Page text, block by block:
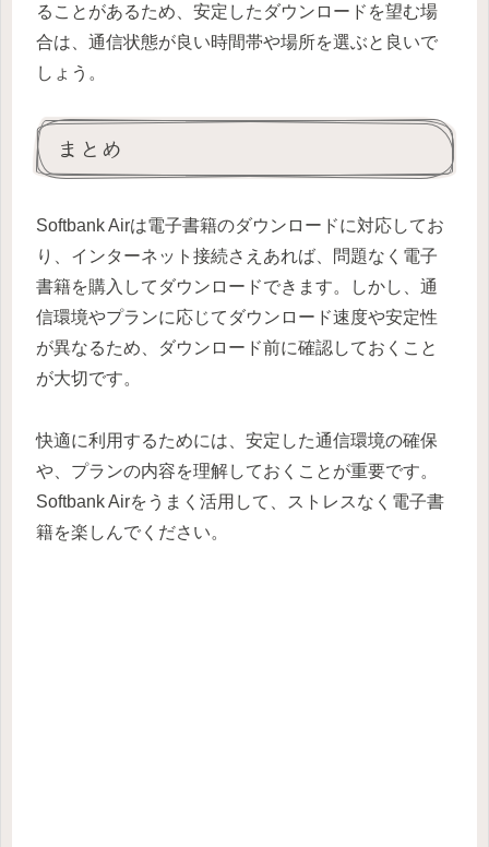
ることがあるため、安定したダウンロードを望む場
合は、通信状態が良い時間帯や場所を選ぶと良いで
しょう。
まとめ
Softbank Airは電子書籍のダウンロードに対応してお
り、インターネット接続さえあれば、問題なく電子
書籍を購入してダウンロードできます。しかし、通
信環境やプランに応じてダウンロード速度や安定性
が異なるため、ダウンロード前に確認しておくこと
が大切です。
快適に利用するためには、安定した通信環境の確保
や、プランの内容を理解しておくことが重要です。
Softbank Airをうまく活用して、ストレスなく電子書
籍を楽しんでください。